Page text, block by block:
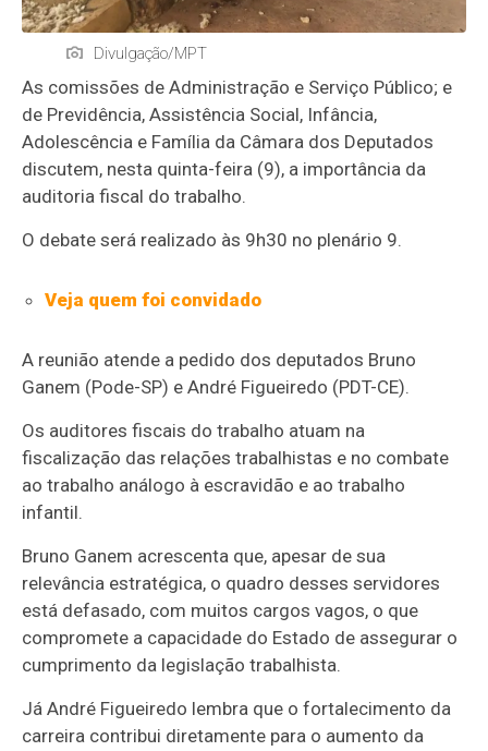
Divulgação/MPT
As comissões de Administração e Serviço Público; e
de Previdência, Assistência Social, Infância,
Adolescência e Família da Câmara dos Deputados
discutem, nesta quinta-feira (9), a importância da
auditoria fiscal do trabalho.
O debate será realizado às 9h30 no plenário 9.
Veja quem foi convidado
A reunião atende a pedido dos deputados Bruno
Ganem (Pode-SP) e André Figueiredo (PDT-CE).
Os auditores fiscais do trabalho atuam na
fiscalização das relações trabalhistas e no combate
ao trabalho análogo à escravidão e ao trabalho
infantil.
Bruno Ganem acrescenta que, apesar de sua
relevância estratégica, o quadro desses servidores
está defasado, com muitos cargos vagos, o que
compromete a capacidade do Estado de assegurar o
cumprimento da legislação trabalhista.
Já André Figueiredo lembra que o fortalecimento da
carreira contribui diretamente para o aumento da